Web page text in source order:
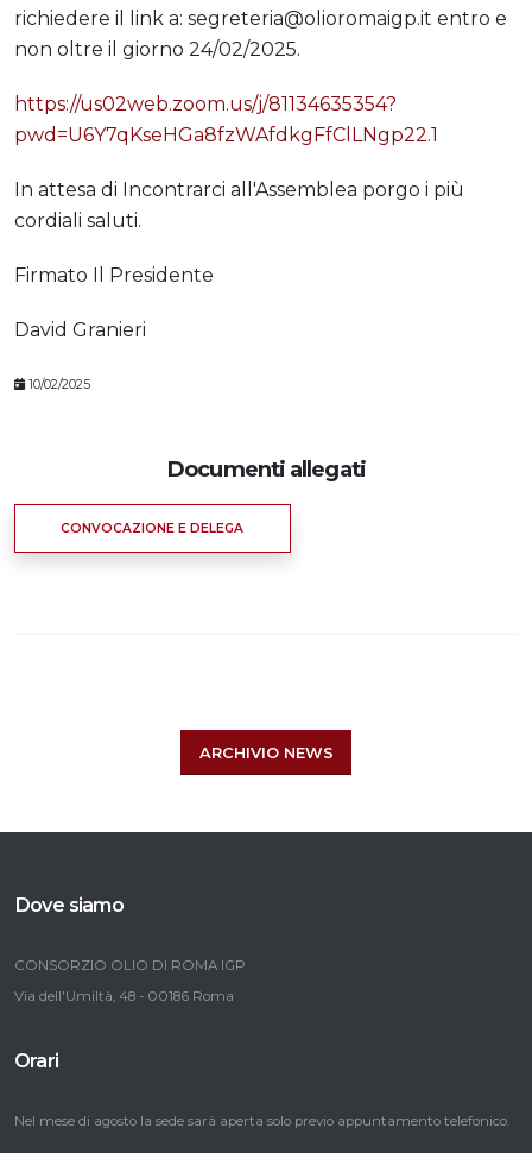
richiedere il link a: segreteria@olioromaigp.it entro e
non oltre il giorno 24/02/2025.
https://us02web.zoom.us/j/81134635354?
pwd=U6Y7qKseHGa8fzWAfdkgFfClLNgp22.1
In attesa di Incontrarci all'Assemblea porgo i più
cordiali saluti.
Firmato Il Presidente
David Granieri
10/02/2025
Documenti allegati
CONVOCAZIONE E DELEGA
ARCHIVIO NEWS
Dove siamo
CONSORZIO OLIO DI ROMA IGP
Via dell'Umiltà, 48 - 00186 Roma
Orari
Nel mese di agosto la sede sarà aperta solo previo appuntamento telefonico.